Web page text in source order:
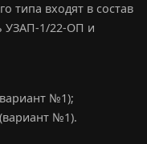
типа входят в состав
УЗАП-1/22-ОП и
№1);
№1).